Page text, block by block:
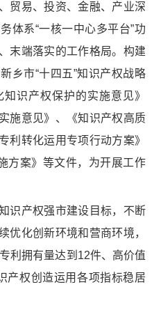
贸易、投资、金融、产业深
体系“一核一中心多平台”功
末端落实的工作格局。构建
乡市“十四五”知识产权战略
识产权保护的实施意见》
施意见》、《知识产权高质
利转化运用专项行动方案》
方案》等文件，为开展工作
产权强市建设目标，不断
优化创新环境和营商环境，
利拥有量达到12件、高价值
产权创造运用各项指标稳居